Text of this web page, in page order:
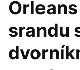
srandu